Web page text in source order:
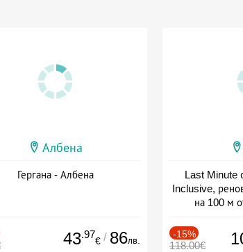
Албена
Гергана - Албена
43.97
€ / 86лв.
Last Minute
Inclusive,
на 100 м
-15%
118.00€